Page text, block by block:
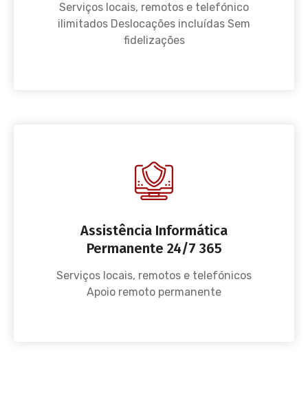
Serviços locais, remotos e telefónico
ilimitados Deslocações incluídas Sem
fidelizações
Assistência Informática
Permanente 24/7 365
Serviços locais, remotos e telefónicos
Apoio remoto permanente